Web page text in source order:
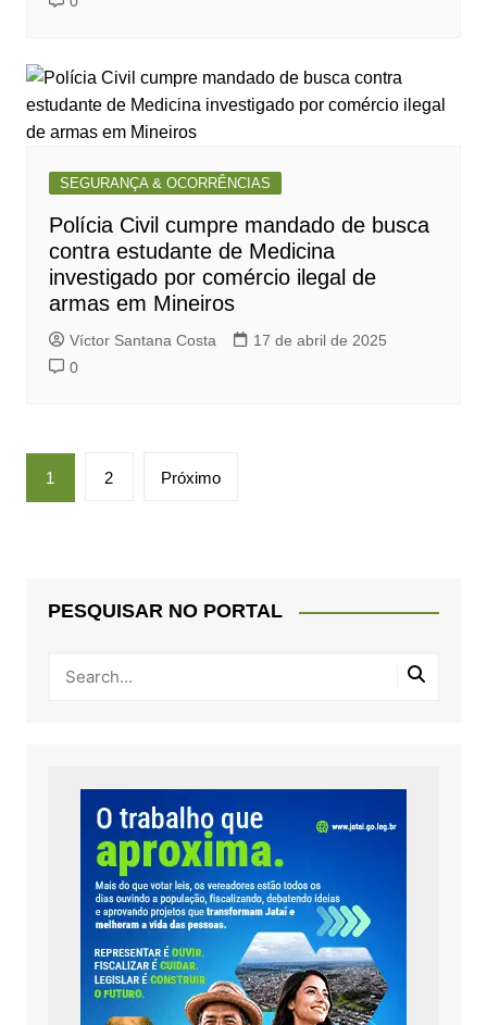
SEGURANÇA & OCORRÊNCIAS
Polícia Civil cumpre mandado de busca
contra estudante de Medicina
investigado por comércio ilegal de
armas em Mineiros
Víctor Santana Costa
17 de abril de 2025
0
Paginação
de
1 2 Próximo
PESQUISAR NO PORTAL